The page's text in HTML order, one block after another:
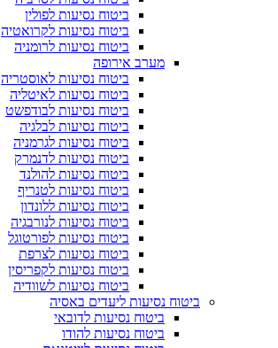
ביטוח נסיעות לפולין
ביטוח נסיעות לקרואטיה
ביטוח נסיעות לרומניה
מערב אירופה
ביטוח נסיעות לאוסטריה
ביטוח נסיעות לאיטליה
ביטוח נסיעות לבודפשט
ביטוח נסיעות לבלגיה
ביטוח נסיעות לגרמניה
ביטוח נסיעות לדנמרק
ביטוח נסיעות להולנד
ביטוח נסיעות לטנריף
ביטוח נסיעות ללונדון
ביטוח נסיעות לנורבגיה
ביטוח נסיעות לפורטוגל
ביטוח נסיעות לצרפת
ביטוח נסיעות לקפריסין
ביטוח נסיעות לשוודיה
ביטוח נסיעות ליעדים באסיה
ביטוח נסיעות לדובאי
ביטוח נסיעות להודו